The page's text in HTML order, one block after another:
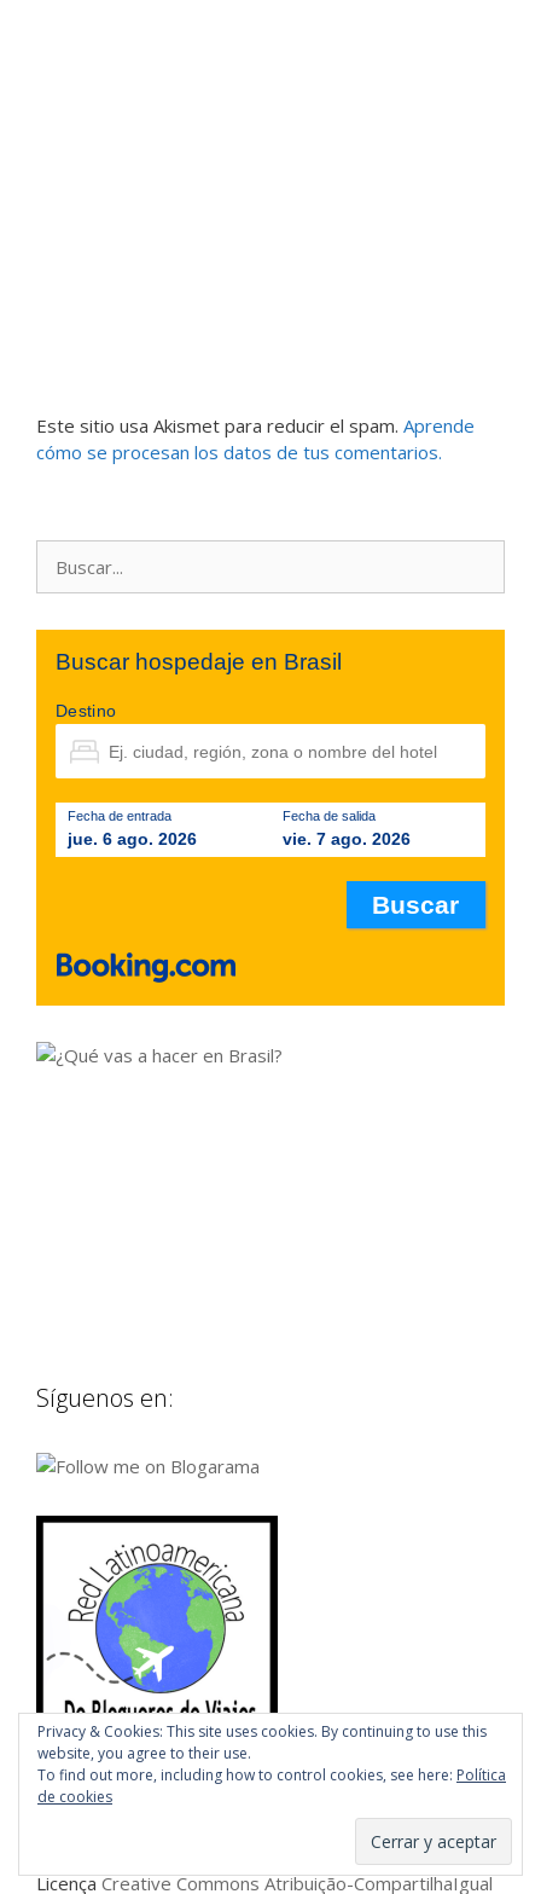
Este sitio usa Akismet para reducir el spam. Aprende
cómo se procesan los datos de tus comentarios.
Buscar hospedaje en Brasil
Destino
Fecha de entrada
jue. 6 ago. 2026
Fecha de salida
vie. 7 ago. 2026
Síguenos en:
está licenciado com uma
LicençaCreative Commons Atribuição-CompartilhaIgual
Privacy & Cookies: This site uses cookies. By continuing to use this
website, you agree to their use.
To find out more, including how to control cookies, see here: Política
de cookies